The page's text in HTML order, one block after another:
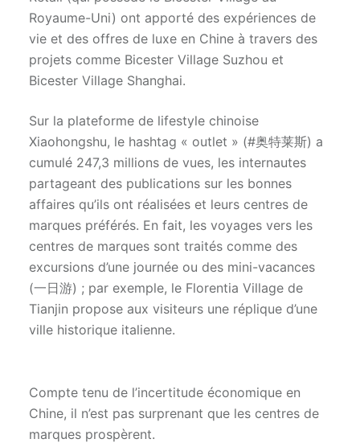
Royaume-Uni) ont apporté des expériences de
vie et des offres de luxe en Chine à travers des
projets comme Bicester Village Suzhou et
Bicester Village Shanghai.
Sur la plateforme de lifestyle chinoise
Xiaohongshu, le hashtag « outlet » (#奥特莱斯) a
cumulé 247,3 millions de vues, les internautes
partageant des publications sur les bonnes
affaires qu’ils ont réalisées et leurs centres de
marques préférés. En fait, les voyages vers les
centres de marques sont traités comme des
excursions d’une journée ou des mini-vacances
(一日游) ; par exemple, le Florentia Village de
Tianjin propose aux visiteurs une réplique d’une
ville historique italienne.
Compte tenu de l’incertitude économique en
Chine, il n’est pas surprenant que les centres de
marques prospèrent.